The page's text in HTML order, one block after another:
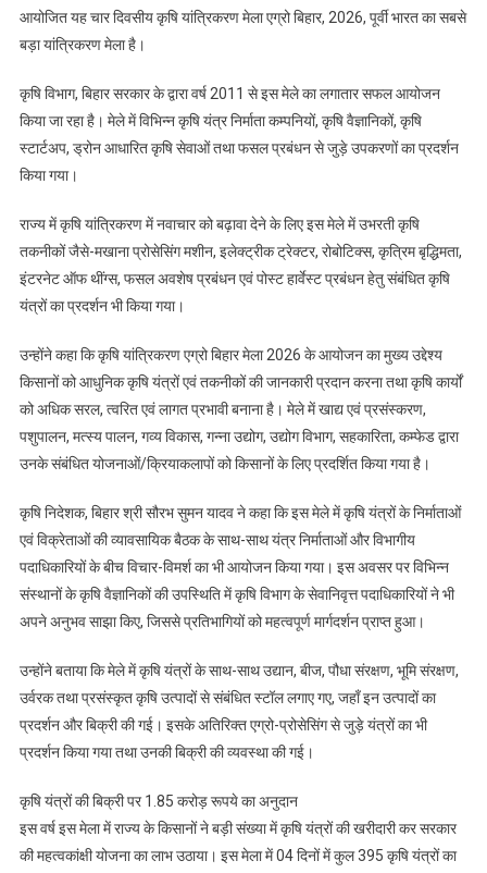
आयोजित यह चार दिवसीय कृषि यांत्रिकरण मेला एग्रो बिहार, 2026, पूर्वी भारत का सबसे
बड़ा यांत्रिकरण मेला है।
कृषि विभाग, बिहार सरकार के द्वारा वर्ष 2011 से इस मेले का लगातार सफल आयोजन
किया जा रहा है। मेले में विभिन्न कृषि यंत्र निर्माता कम्पनियों, कृषि वैज्ञानिकों, कृषि
स्टार्टअप, ड्रोन आधारित कृषि सेवाओं तथा फसल प्रबंधन से जुड़े उपकरणों का प्रदर्शन
किया गया।
राज्य में कृषि यांत्रिकरण में नवाचार को बढ़ावा देने के लिए इस मेले में उभरती कृषि
तकनीकों जैसे-मखाना प्रोसेसिंग मशीन, इलेक्ट्रीक ट्रेक्टर, रोबोटिक्स, कृत्रिम बृद्धिमता,
इंटरनेट ऑफ थींग्स, फसल अवशेष प्रबंधन एवं पोस्ट हार्वेस्ट प्रबंधन हेतु संबंधित कृषि
यंत्रों का प्रदर्शन भी किया गया।
उन्होंने कहा कि कृषि यांत्रिकरण एग्रो बिहार मेला 2026 के आयोजन का मुख्य उद्देश्य
किसानों को आधुनिक कृषि यंत्रों एवं तकनीकों की जानकारी प्रदान करना तथा कृषि कार्यों
को अधिक सरल, त्वरित एवं लागत प्रभावी बनाना है। मेले में खाद्य एवं प्रसंस्करण,
पशुपालन, मत्स्य पालन, गव्य विकास, गन्ना उद्योग, उद्योग विभाग, सहकारिता, कम्फेड द्वारा
उनके संबंधित योजनाओं/क्रियाकलापों को किसानों के लिए प्रदर्शित किया गया है।
कृषि निदेशक, बिहार श्री सौरभ सुमन यादव ने कहा कि इस मेले में कृषि यंत्रों के निर्माताओं
एवं विक्रेताओं की व्यावसायिक बैठक के साथ-साथ यंत्र निर्माताओं और विभागीय
पदाधिकारियों के बीच विचार-विमर्श का भी आयोजन किया गया। इस अवसर पर विभिन्न
संस्थानों के कृषि वैज्ञानिकों की उपस्थिति में कृषि विभाग के सेवानिवृत्त पदाधिकारियों ने भी
अपने अनुभव साझा किए, जिससे प्रतिभागियों को महत्वपूर्ण मार्गदर्शन प्राप्त हुआ।
उन्होंने बताया कि मेले में कृषि यंत्रों के साथ-साथ उद्यान, बीज, पौधा संरक्षण, भूमि संरक्षण,
उर्वरक तथा प्रसंस्कृत कृषि उत्पादों से संबंधित स्टॉल लगाए गए, जहाँ इन उत्पादों का
प्रदर्शन और बिक्री की गई। इसके अतिरिक्त एग्रो-प्रोसेसिंग से जुड़े यंत्रों का भी
प्रदर्शन किया गया तथा उनकी बिक्री की व्यवस्था की गई।
कृषि यंत्रों की बिक्री पर 1.85 करोड़ रूपये का अनुदान
इस वर्ष इस मेला में राज्य के किसानों ने बड़ी संख्या में कृषि यंत्रों की खरीदारी कर सरकार
की महत्वकांक्षी योजना का लाभ उठाया। इस मेला में 04 दिनों में कुल 395 कृषि यंत्रों का